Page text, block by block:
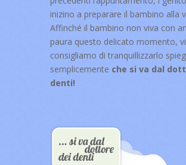
inizino a preparare il bambino alla
Affinché il bambino non viva con
paura questo delicato momento, vi
consigliamo di tranquillizzarlo
semplicemente che si va dal
denti!